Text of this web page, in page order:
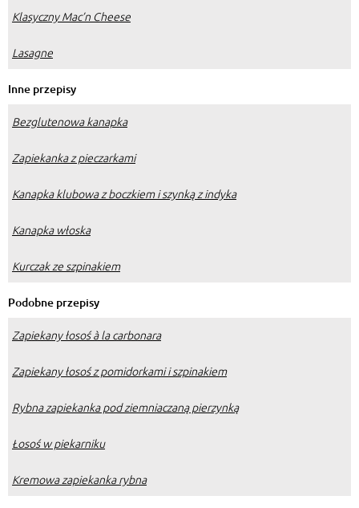
Klasyczny Mac’n Cheese
Lasagne
Inne przepisy
Bezglutenowa kanapka
Zapiekanka z pieczarkami
Kanapka klubowa z boczkiem i szynką z indyka
Kanapka włoska
Kurczak ze szpinakiem
Podobne przepisy
Zapiekany łosoś à la carbonara
Zapiekany łosoś z pomidorkami i szpinakiem
Rybna zapiekanka pod ziemniaczaną pierzynką
Łosoś w piekarniku
Kremowa zapiekanka rybna